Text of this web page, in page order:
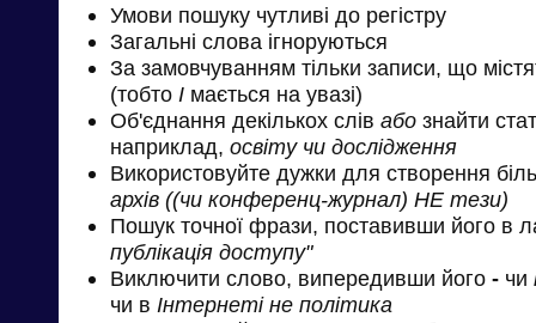
Умови пошуку чутливі до регістру
Загальні слова ігноруються
За замовчуванням тільки записи, що
(тобто І мається на увазі)
Об'єднання декількох слів або знайти
наприклад, освіту чи дослідження
Використовуйте дужки для створення
архів ((чи конференц-журнал) НЕ тези)
Пошук точної фрази, поставивши його в
публікація доступу"
Виключити слово, випередивши його - чи
чи в Інтернеті не політика